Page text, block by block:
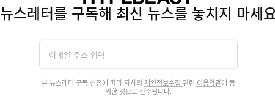
쇼핑하기
쇼핑하기
뉴스레터를 구독해 최신 뉴스를 놓치지 마세
본 뉴스레터 구독 신청에 따라 자사의 개인정보수집 관련 이용약관에 동
의한 것으로 간주됩니다.